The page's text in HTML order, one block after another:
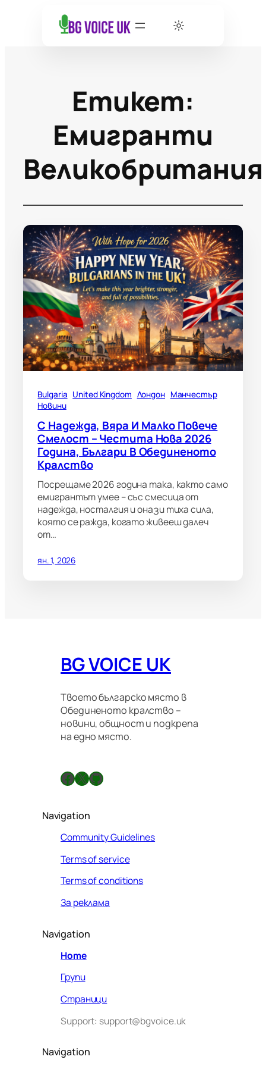
Етикет:
Емигранти
Великобритания
Bulgaria United Kingdom Лондон Манчестър
Новини
С Надежда, Вяра И Малко Повече
Смелост – Честита Нова 2026
Година, Българи В Обединеното
Кралство
Посрещаме 2026 година така, както само
емигрантът умее – със смесица от
надежда, носталгия и онази тиха сила,
която се ражда, когато живееш далеч
от…
ян. 1, 2026
BG VOICE UK
Твоето българско място в
Обединеното кралство –
новини, общност и подкрепа
на едно място.
Facebook X GitHub
Navigation
Community Guidelines
Terms of service
Terms of conditions
За реклама
Navigation
Home
Групи
Страници
Support: support@bgvoice.uk
Navigation